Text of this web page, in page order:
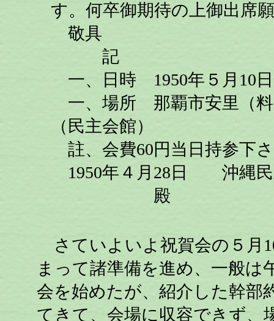
す。何卒御期待の上御出
敬具
記
一、日時 1950年５月10
一、場所 那覇市安里（料
（民主会館）
註、会費60円当日持参下
1950年４月28日 沖縄民
殿
さていよいよ祝賀会の５月
まって諸準備を進め、一般は
会を始めたが、紹介した幹部
てきて、会場に収容できず、